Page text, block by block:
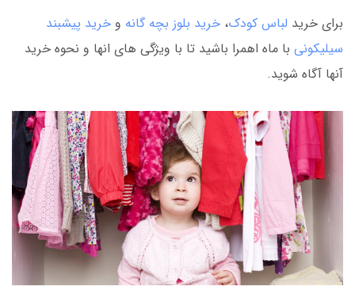
برای خرید لباس کودک، خرید بلوز بچه گانه و خرید پیشبند
سیلیکونی با ماه اهمرا باشید تا با ویژگی های انها و نحوه خرید
آنها آگاه شوید.